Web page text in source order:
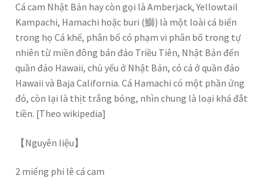
Cá cam Nhật Bản hay còn gọi là Amberjack, Yellowtail
Kampachi, Hamachi hoặc buri (鰤) là một loài cá biển
trong họ Cá khế, phân bố có phạm vi phân bố trong tự
nhiên từ miền đông bán đảo Triều Tiên, Nhật Bản đến
quần đảo Hawaii, chủ yếu ở Nhật Bản, có cả ở quần đảo
Hawaii và Baja California. Cá Hamachi có một phần ửng
đỏ, còn lại là thịt trắng bóng, nhìn chung là loại khá đắt
tiền. [Theo wikipedia]
【Nguyên liệu】
2 miếng phi lê cá cam